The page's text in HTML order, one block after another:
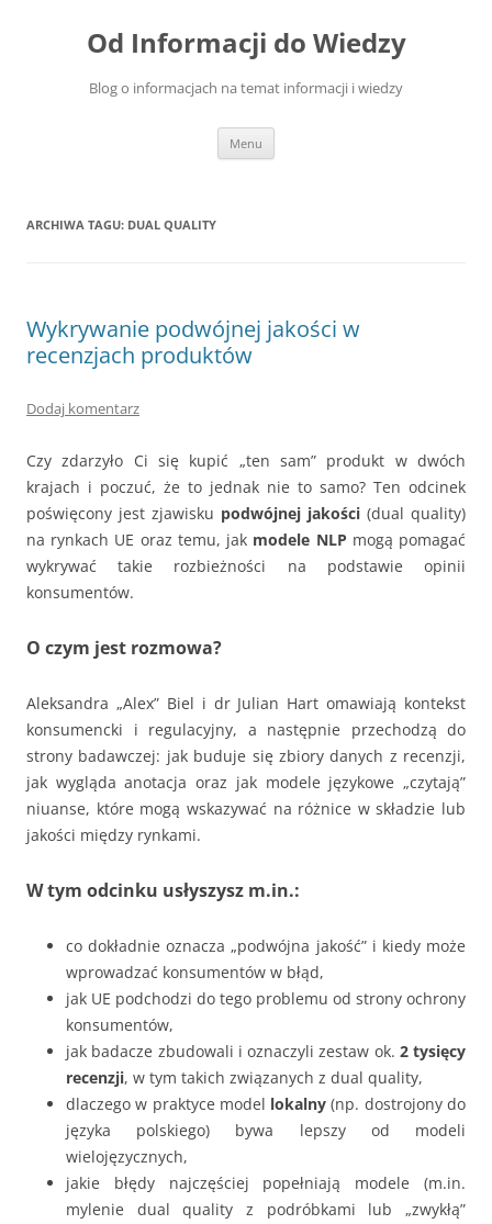
Od Informacji do Wiedzy
Blog o informacjach na temat informacji i wiedzy
Menu
ARCHIWA TAGU: DUAL QUALITY
Wykrywanie podwójnej jakości w
recenzjach produktów
Dodaj komentarz
Czy zdarzyło Ci się kupić „ten sam” produkt w dwóch
krajach i poczuć, że to jednak nie to samo? Ten odcinek
poświęcony jest zjawisku podwójnej jakości (dual quality)
na rynkach UE oraz temu, jak modele NLP mogą pomagać
wykrywać takie rozbieżności na podstawie opinii
konsumentów.
O czym jest rozmowa?
Aleksandra „Alex” Biel i dr Julian Hart omawiają kontekst
konsumencki i regulacyjny, a następnie przechodzą do
strony badawczej: jak buduje się zbiory danych z recenzji,
jak wygląda anotacja oraz jak modele językowe „czytają”
niuanse, które mogą wskazywać na różnice w składzie lub
jakości między rynkami.
W tym odcinku usłyszysz m.in.:
co dokładnie oznacza „podwójna jakość” i kiedy może
wprowadzać konsumentów w błąd,
jak UE podchodzi do tego problemu od strony ochrony
konsumentów,
jak badacze zbudowali i oznaczyli zestaw ok. 2 tysięcy
recenzji, w tym takich związanych z dual quality,
dlaczego w praktyce model lokalny (np. dostrojony do
języka polskiego) bywa lepszy od modeli
wielojęzycznych,
jakie błędy najczęściej popełniają modele (m.in.
mylenie dual quality z podróbkami lub „zwykłą”